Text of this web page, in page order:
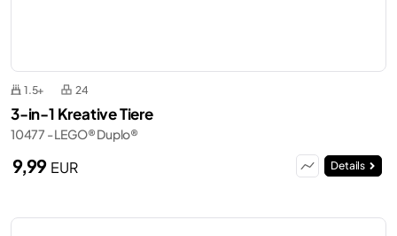
1.5+ 24
3-in-1 Kreative Tiere
10477 - LEGO® Duplo®
9,99 EUR Details